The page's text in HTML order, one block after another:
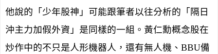
他說的「少年股神」可能跟筆者以往分析的「隔日
沖主力加假外資」是同樣的一組。黃仁勳概念股在
炒作中的不只是人形機器人，還有無人機、 BBU備